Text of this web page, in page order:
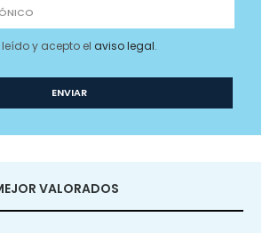
leído y acepto el aviso legal.
VALORADOS